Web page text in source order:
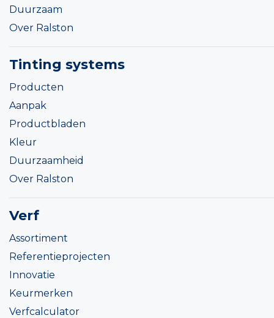
Duurzaam
Over Ralston
Tinting systems
Producten
Aanpak
Productbladen
Kleur
Duurzaamheid
Over Ralston
Verf
Assortiment
Referentieprojecten
Innovatie
Keurmerken
Verfcalculator